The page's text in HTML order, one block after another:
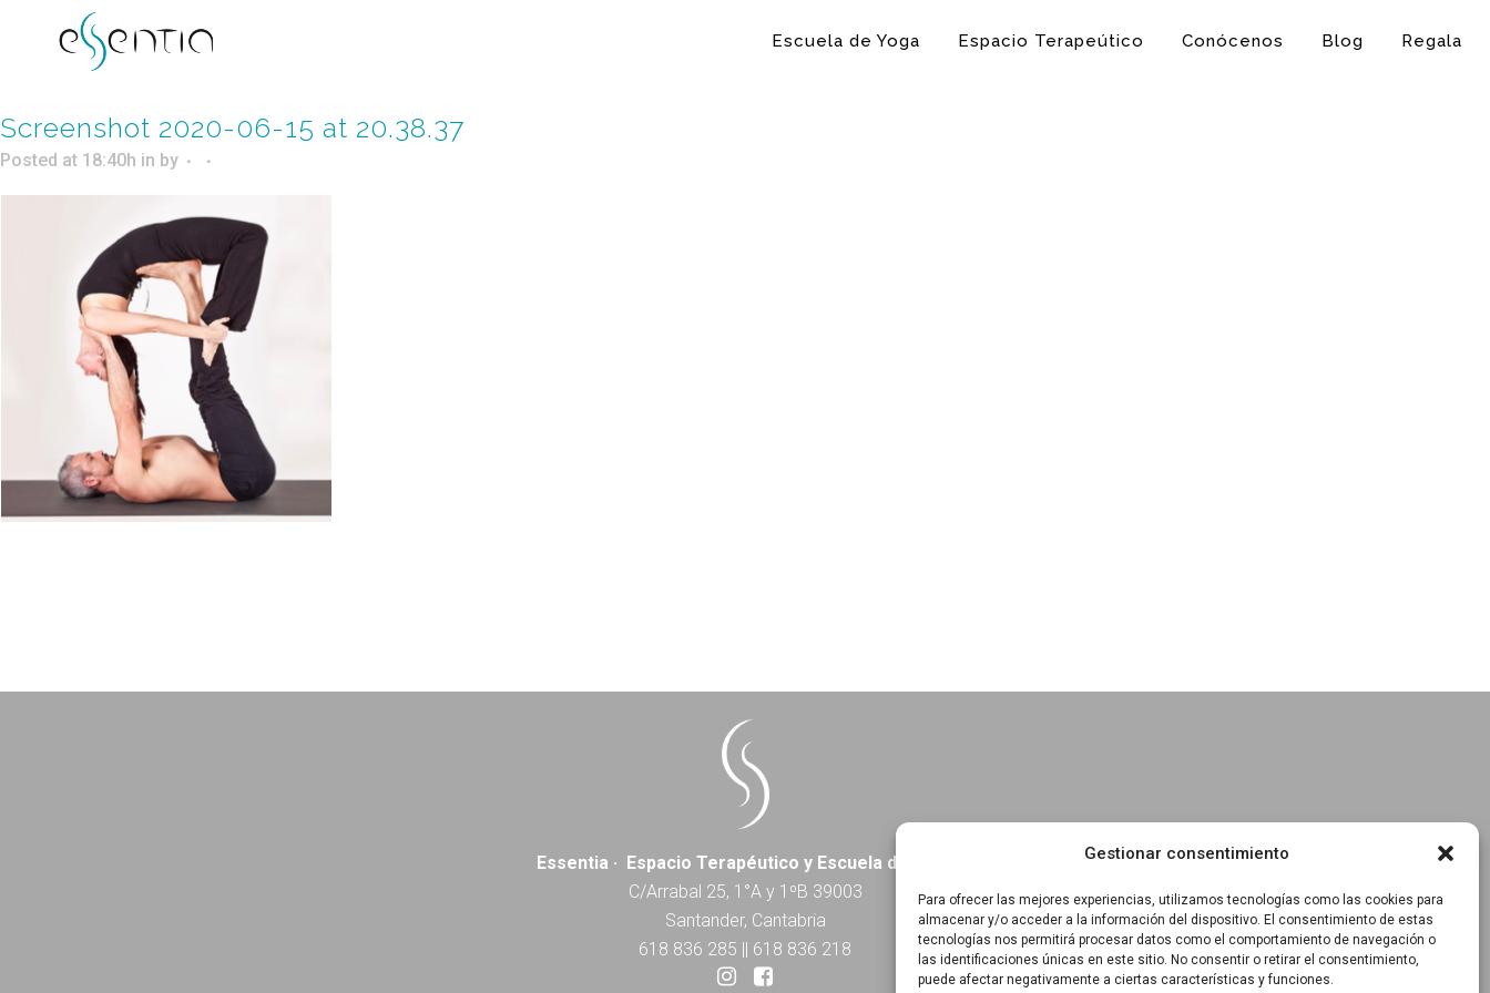
Gestionar consentimiento
Para ofrecer las mejores experiencias, utilizamos tecnologías como las cookies para
almacenar y/o acceder a la información del dispositivo. El consentimiento de estas
tecnologías nos permitirá procesar datos como el comportamiento de navegación o
las identificaciones únicas en este sitio. No consentir o retirar el consentimiento,
puede afectar negativamente a ciertas características y funciones.
Escuela de Yoga Espacio Terapeútico Conócenos Blog Regala
Screenshot 2020-06-15 at 20.38.37
Posted at 18:40h in by
Essentia · Espacio Terapéutico y Escuela de Yoga
C/Arrabal 25, 1°A y 1ºB 39003
Santander, Cantabria
618 836 285 || 618 836 218